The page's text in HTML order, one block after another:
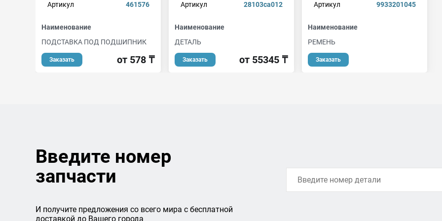
Артикул
461576
Наименование
ПОДСТАВКА ПОД ПОДШИПНИК
Заказать от 578 ₸
Артикул
28103ca012
Наименование
ДЕТАЛЬ
Заказать от 55345 ₸
Артикул
9933201045
Наименование
РЕМЕНЬ
Заказать
Введите номер
запчасти
И получите предложения со всего мира с бесплатной
доставкой до Вашего города